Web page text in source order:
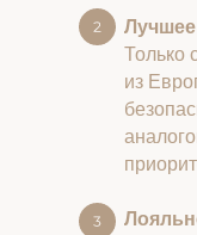
Лучшее
Только
из